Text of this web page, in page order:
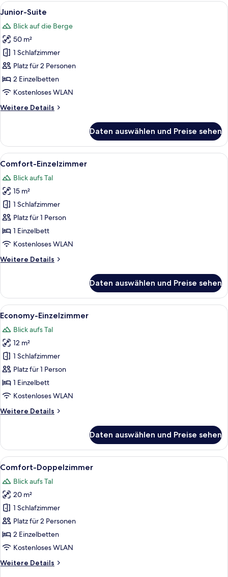
Alle
Fotos
für
Junior-
Suite
anzeigen
Ein Zimmer mit Holzbalkendecke,
6
Junior-Suite
Blick auf die Berge
50 m²
1 Schlafzimmer
Platz für 2 Personen
2 Einzelbetten
Kostenloses WLAN
Weitere Details
Weitere
Suite
Daten auswählen und Preise sehen
Alle
Fotos
für
Comfort-
Einzelzimmer
anzeigen
Comfort-Einzelzimmer | Minibar,
9
Comfort-Einzelzimmer
Blick aufs Tal
15 m²
1 Schlafzimmer
Platz für 1 Person
1 Einzelbett
Kostenloses WLAN
Weitere Details
Weitere
Einzelzimmer
Daten auswählen und Preise sehen
Alle
Fotos
für
Economy-
Einzelzimmer
anzeigen
Economy-Einzelzimmer | Minibar,
8
Economy-Einzelzimmer
Blick aufs Tal
12 m²
1 Schlafzimmer
Platz für 1 Person
1 Einzelbett
Kostenloses WLAN
Weitere Details
Weitere
Einzelzimmer
Daten auswählen und Preise sehen
Alle
Fotos
für
Comfort-
Doppelzimmer
anzeigen
Ein ordentlich bezogenes Bett mit
12
Comfort-Doppelzimmer
Blick aufs Tal
20 m²
1 Schlafzimmer
Platz für 2 Personen
2 Einzelbetten
Kostenloses WLAN
Weitere Details
Weitere